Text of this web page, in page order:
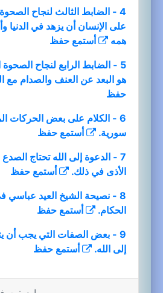
4 - الضابط الثالث لنجاح
على الإنسان أن يزهد في الدنيا
همه
أستمع حفظ
5 - الضابط الرابع لنجاح
هو البعد عن العنف والصدام مع
حفظ
6 - الكلام على بعض الحركات
سورية.
أستمع حفظ
7 - الدعوة إلى الله تحتاج
الأذى في ذلك.
أستمع حفظ
8 - نصيحة الشيخ العيد عباسي
الحكام.
أستمع حفظ
9 - بعض الصفات التي يجب أن
إلى الله.
أستمع حفظ